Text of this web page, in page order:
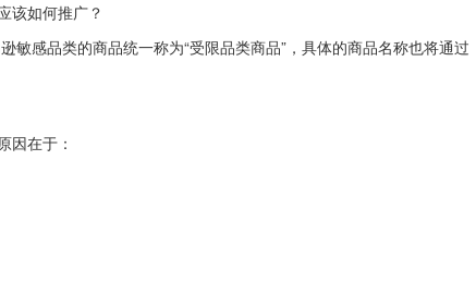
该如何推广？
敏感品类的商品统一称为“受限品类商品”，具体的商品名称也将通过
因在于：